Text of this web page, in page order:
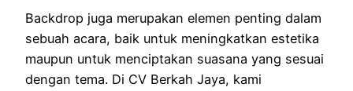
Backdrop juga merupakan elemen penting dalam
sebuah acara, baik untuk meningkatkan estetika
maupun untuk menciptakan suasana yang sesuai
dengan tema. Di CV Berkah Jaya, kami